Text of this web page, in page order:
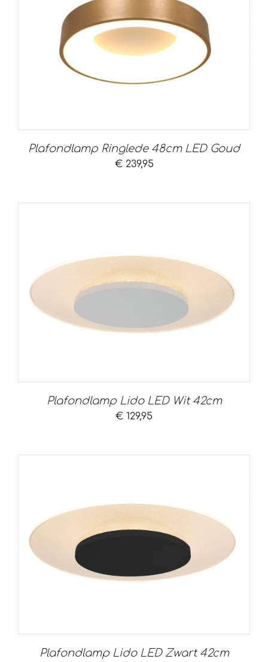
Plafondlamp Ringlede 48cm LED Goud
€239,95
Plafondlamp Lido LED Wit 42cm
€ 129,95
Plafondlamp Lido LED Zwart 42cm